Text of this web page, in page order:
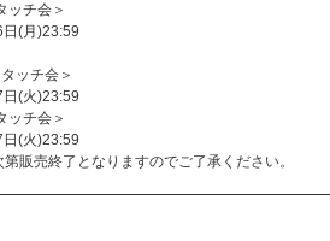
ッチ会＞
(月)23:59
ッチ会＞
(火)23:59
ッチ会＞
(火)23:59
販売終了となりますのでご了承ください。